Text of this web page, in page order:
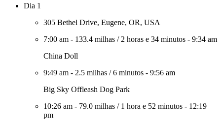
Dia 1
305 Bethel Drive, Eugene, OR, USA
7:00 am - 133.4 milhas / 2 horas e 34 minutos - 9:34 am
China Doll
9:49 am - 2.5 milhas /6 minutos - 9:56 am
Big Sky Offleash Dog Park
10:26 am - 79.0 milhas / 1 hora e 52 minutos - 12:19
pm